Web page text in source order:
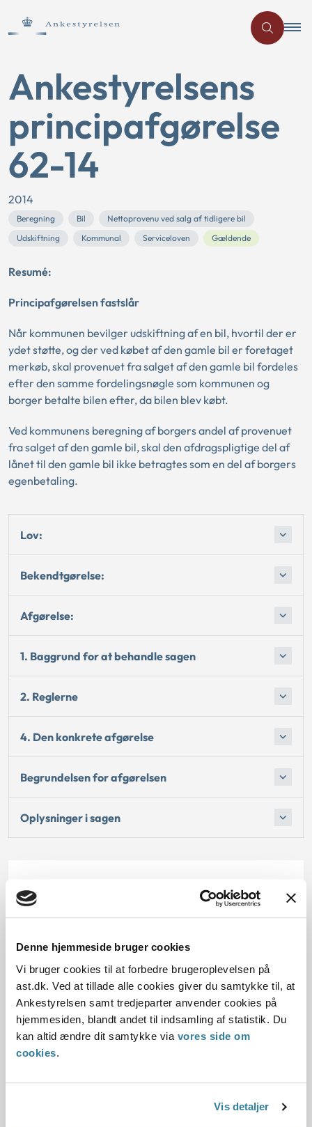
Denne hjemmeside bruger cookies
Vi bruger cookies til at forbedre brugeroplevelsen på
ast.dk. Ved at tillade alle cookies giver du samtykke til, at
Ankestyrelsen samt tredjeparter anvender cookies på
hjemmesiden, blandt andet til indsamling af statistik. Du
kan altid ændre dit samtykke via vores side om
cookies.
Vis detaljer
Ankestyrelsens
principafgørelse
62-14
2014
Beregning Bil
Nettoprovenu ved salg af tidligere bil
Udskiftning
Kommunal Serviceloven Gældende
Resumé:
Principafgørelsen fastslår
Når kommunen bevilger udskiftning af en bil, hvortil der er
ydet støtte, og der ved købet af den gamle bil er foretaget
merkøb, skal provenuet fra salget af den gamle bil fordeles
efter den samme fordelingsnøgle som kommunen og
borger betalte bilen efter, da bilen blev købt.
Ved kommunens beregning af borgers andel af provenuet
fra salget af den gamle bil, skal den afdragspligtige del af
lånet til den gamle bil ikke betragtes som en del af borgers
egenbetaling.
Lov:
Bekendtgørelse:
Afgørelse:
1. Baggrund for at behandle sagen
2. Reglerne
4. Den konkrete afgørelse
Begrundelsen for afgørelsen
Oplysninger i sagen
Dato for underskrift
Offentliggørelsesdato
15.11.2014
Paragraf
§ 7 § 12 § 114